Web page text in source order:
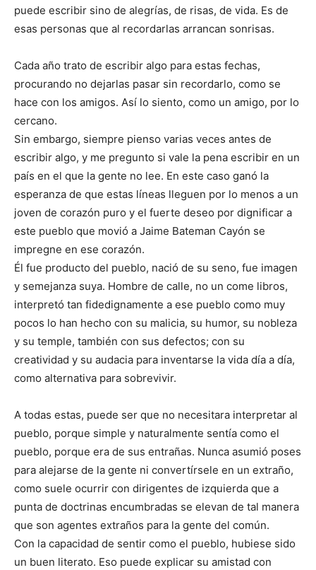
puede escribir sino de alegrías, de risas, de vida. Es de
esas personas que al recordarlas arrancan sonrisas.
Cada año trato de escribir algo para estas fechas,
procurando no dejarlas pasar sin recordarlo, como se
hace con los amigos. Así lo siento, como un amigo, por lo
cercano.
Sin embargo, siempre pienso varias veces antes de
escribir algo, y me pregunto si vale la pena escribir en un
país en el que la gente no lee. En este caso ganó la
esperanza de que estas líneas lleguen por lo menos a un
joven de corazón puro y el fuerte deseo por dignificar a
este pueblo que movió a Jaime Bateman Cayón se
impregne en ese corazón.
Él fue producto del pueblo, nació de su seno, fue imagen
y semejanza suya. Hombre de calle, no un come libros,
interpretó tan fidedignamente a ese pueblo como muy
pocos lo han hecho con su malicia, su humor, su nobleza
y su temple, también con sus defectos; con su
creatividad y su audacia para inventarse la vida día a día,
como alternativa para sobrevivir.
A todas estas, puede ser que no necesitara interpretar al
pueblo, porque simple y naturalmente sentía como el
pueblo, porque era de sus entrañas. Nunca asumió poses
para alejarse de la gente ni convertírsele en un extraño,
como suele ocurrir con dirigentes de izquierda que a
punta de doctrinas encumbradas se elevan de tal manera
que son agentes extraños para la gente del común.
Con la capacidad de sentir como el pueblo, hubiese sido
un buen literato. Eso puede explicar su amistad con